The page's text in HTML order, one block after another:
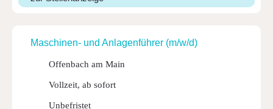
Maschi­nen- und Anla­gen­führer (m/w/d)
Offenbach am Main
Vollzeit, ab sofort
Unbefristet